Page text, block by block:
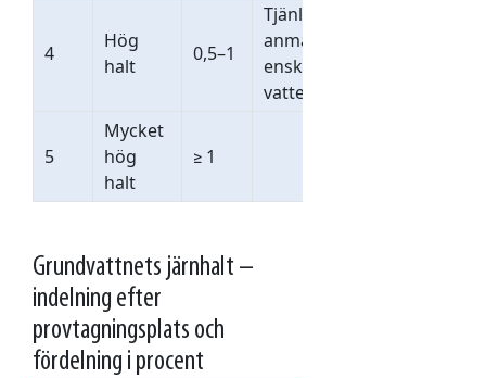
4
Hög
halt
0,5–1
Tjänligt med
anmärkning vid
enskild
vattenförsörjning.
5
Mycket
hög
halt
≥ 1
Grundvattnets järnhalt –
indelning efter
provtagningsplats och
fördelning i procent